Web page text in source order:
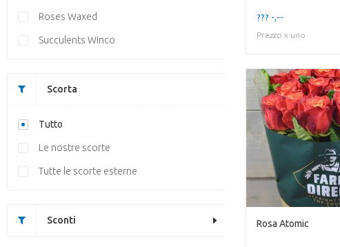
Roses Waxed
Succulents Winco
Scorta
Tutto
Le nostre scorte
Tutte le scorte esterne
Sconti
??? -,--
Prezzo x uno
Rosa Atomic